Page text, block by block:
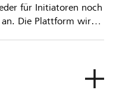
für Initiatoren noch
Die Plattform wird